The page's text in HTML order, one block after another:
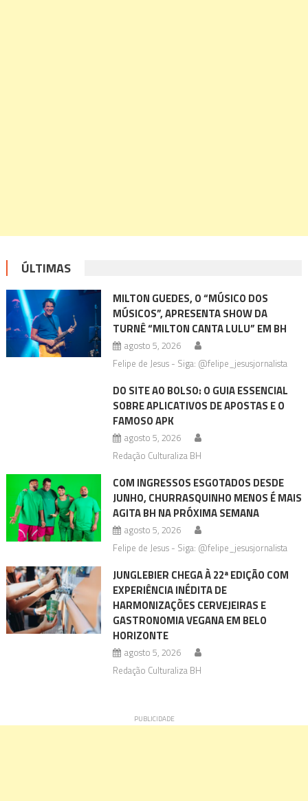
ÚLTIMAS
MILTON GUEDES, O “MÚSICO DOS
MÚSICOS”, APRESENTA SHOW DA
TURNÊ “MILTON CANTA LULU” EM BH
agosto 5, 2026
Felipe de Jesus - Siga: @felipe_jesusjornalista
DO SITE AO BOLSO: O GUIA ESSENCIAL
SOBRE APLICATIVOS DE APOSTAS E O
FAMOSO APK
agosto 5, 2026
Redação Culturaliza BH
COM INGRESSOS ESGOTADOS DESDE
JUNHO, CHURRASQUINHO MENOS É MAIS
AGITA BH NA PRÓXIMA SEMANA
agosto 5, 2026
Felipe de Jesus - Siga: @felipe_jesusjornalista
JUNGLEBIER CHEGA À 22ª EDIÇÃO COM
EXPERIÊNCIA INÉDITA DE
HARMONIZAÇÕES CERVEJEIRAS E
GASTRONOMIA VEGANA EM BELO
HORIZONTE
agosto 5, 2026
Redação Culturaliza BH